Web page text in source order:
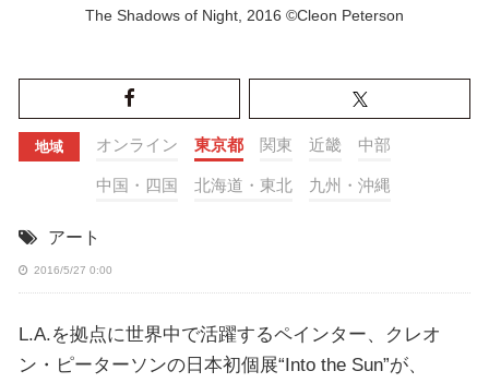
The Shadows of Night, 2016 ©Cleon Peterson
地域 オンライン 東京都 関東 近畿 中部
中国・四国 北海道・東北 九州・沖縄
アート
2016/5/27 0:00
L.A.を拠点に世界中で活躍するペインター、クレオ
ン・ピーターソンの日本初個展“Into the Sun”が、